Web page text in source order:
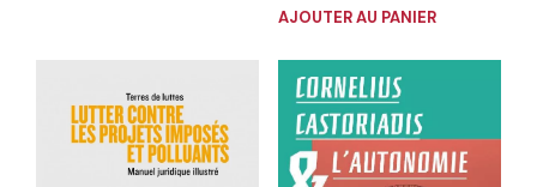
AJOUTER AU PANIER